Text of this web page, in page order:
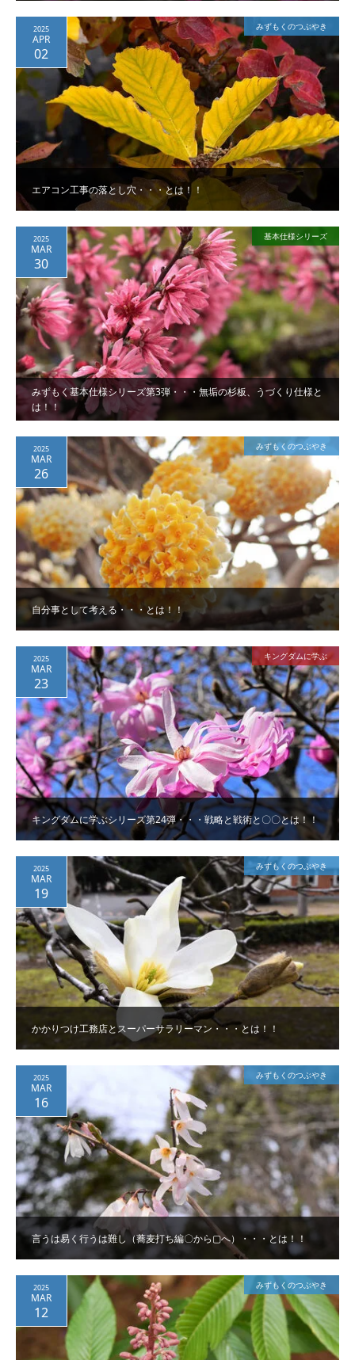
エアコン工事の落とし穴・・・とは！！
2025
APR
02
みずもくのつぶやき
みずもく基本仕様シリーズ第3弾・・・無垢の杉板、うづくり仕様と
は！！
2025
MAR
30
基本仕様シリーズ
自分事として考える・・・とは！！
2025
MAR
26
みずもくのつぶやき
キングダムに学ぶシリーズ第24弾・・・戦略と戦術と〇〇とは！！
2025
MAR
23
キングダムに学ぶ
かかりつけ工務店とスーパーサラリーマン・・・とは！！
2025
MAR
19
みずもくのつぶやき
言うは易く行うは難し（蕎麦打ち編〇から▢へ）・・・とは！！
2025
MAR
16
みずもくのつぶやき
2025
MAR
12
みずもくのつぶやき